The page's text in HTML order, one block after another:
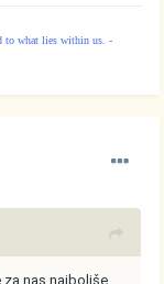
to what lies within us. -
za nas najboljše